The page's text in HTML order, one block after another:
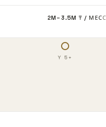
2M–3.5M ₸ / МЕС
Y 5+